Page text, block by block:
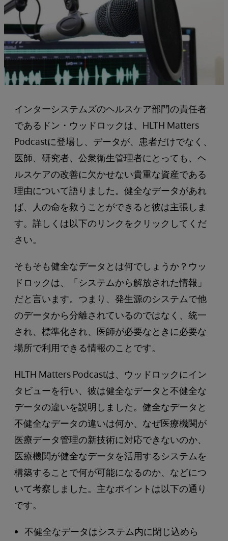
インターシステムズのヘルスケア部門の責任者
であるドン・ウッドロックは、HLTH Matters
Podcastに登場し、データが、患者だけでなく、
医師、研究者、公衆衛生管理者にとっても、ヘ
ルスケアの改善に欠かせない貴重な資産である
理由について語りました。健全なデータがあれ
ば、人の命を救うことができると彼は主張しま
す。詳しくは以下のリンクをクリックしてくだ
さい。
そもそも健全なデータとは何でしょうか？ウッ
ドロックは、「システムから解放された情報」
だと言います。つまり、発生源のシステムで他
のデータから分離されているのではなく、統一
され、標準化され、医師が必要なときに必要な
場所で利用できる情報のことです。
HLTH Matters Podcastは、ウッドロックにイン
タビューを行い、彼は健全なデータと不健全な
データの違いを説明しました。健全なデータと
不健全なデータの違いは何か、なぜ医療機関が
医療データ管理の新技術に対応できないのか、
医療機関が健全なデータを活用するシステムを
構築することで何が可能になるのか、などにつ
いて考察しました。主なポイントは以下の通り
です。
不健全なデータはシステム内に閉じ込めら